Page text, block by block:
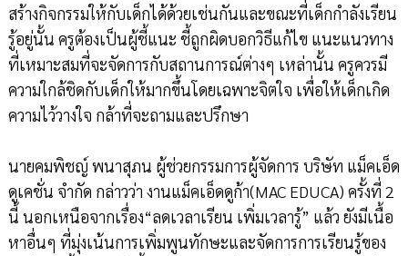
สร้างกิจกรรมให้กับเด็กได้ด้วยเช่นกันและขณะที่เด็กกำลังเรียน
รู้อยู่นั้น ครูต้องเป็นผู้ชี้แนะ ชี้ถูกผิดบอกวิธีแก้ไข แนะแนวทาง
ที่เหมาะสมที่จะจัดการกับสถานการณ์ต่างๆ เหล่านั้น ครูควรมี
ความใกล้ชิดกับเด็กให้มากขึ้นโดยเฉพาะจิตใจ เพื่อให้เด็กเกิด
ความไว้วางใจ กล้าที่จะถามและปรึกษา
นายคมพิชญ์ พนาสุภน ผู้ช่วยกรรมการผู้จัดการ บริษัท แม็คเอ็ด
ดูเคชั่น จำกัด กล่าวว่า งานแม็คเอ็ดดูก้า(MAC EDUCA) ครั้งที่ 2
นี้ นอกเหนือจากเรื่อง“ลดเวลาเรียน เพิ่มเวลารู้” แล้ว ยังมีเนื้อ
หาอื่นๆ ที่มุ่งเน้นการเพิ่มพูนทักษะและจัดการการเรียนรู้ของ